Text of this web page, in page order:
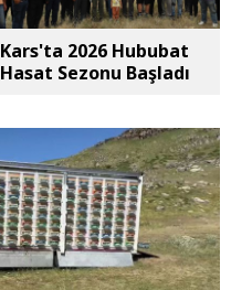
Kars'ta 2026 Hububat
Hasat Sezonu Başladı